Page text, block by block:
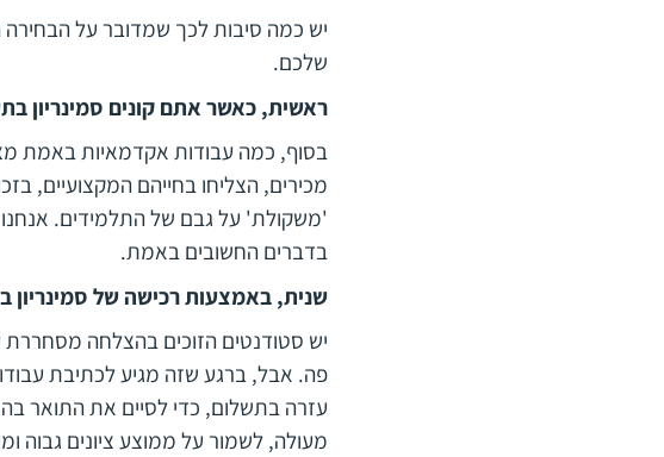
יש כמה סיבות לכך שמדובר על
שלכם.
ראשית, כאשר אתם קונים סמינריון
בסוף, כמה עבודות אקדמאיות באמת
מכירים, הצליחו בחייהם המקצועיים,
'משקולת' על גבם של התלמידים.
בדברים החשובים באמת.
שנית, באמצעות רכישה של סמינריון
יש סטודנטים הזוכים בהצלחה מסחררת
פה. אבל, ברגע שזה מגיע לכתיבת
עזרה בתשלום, כדי לסיים את התואר
מעולה, לשמור על ממוצע ציונים